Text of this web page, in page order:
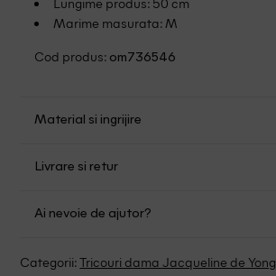
Marime masurata: M
Cod produs: om736546
Material si ingrijire
Nu folositi inalbitor
Nu uscati in uscator
Fara curatare chimica
Livrare si retur
mare de 149.00 lei.
Ai nevoie de ajutor?
Categorii:Tricouri dama Jacqueline de Yong